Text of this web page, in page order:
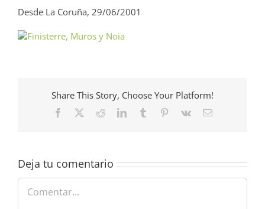
Desde La Coruña, 29/06/2001
Share This Story, Choose Your Platform!
Facebook RedditLinkedInTumblr Pinterest
Vk
Correo
Deja tu comentario
Comentar